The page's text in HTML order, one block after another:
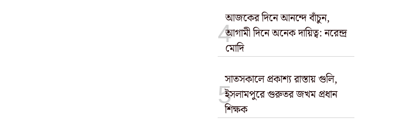
আজকের দিনে আনন্দে বাঁচুন,
আগামী দিনে অনেক দায়িত্ব: নরেন্দ্র
মোদি
সাতসকালে প্রকাশ্য রাস্তায় গুলি,
ইসলামপুরে গুরুতর জখম প্রধান
শিক্ষক